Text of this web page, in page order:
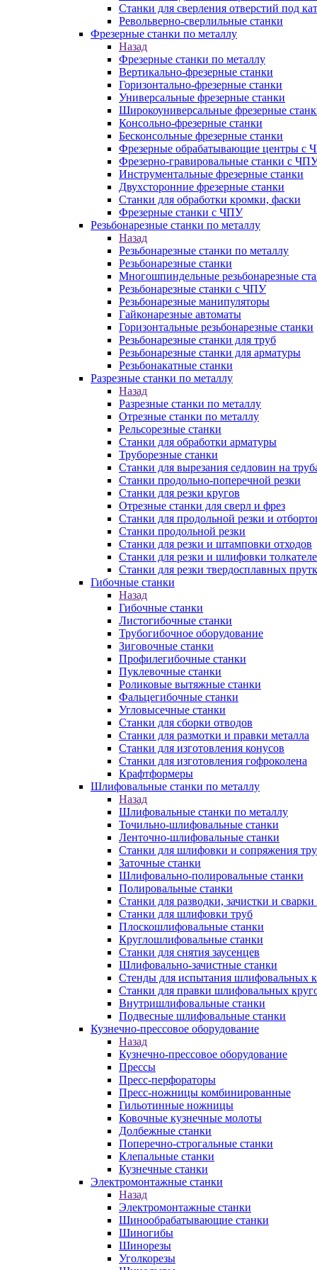
Станки для сверления отверстий под
Револьверно-сверлильные станки
Фрезерные станки по металлу
Назад
Фрезерные станки по металлу
Вертикально-фрезерные станки
Горизонтально-фрезерные станки
Универсальные фрезерные станки
Широкоуниверсальные фрезерные
Консольно-фрезерные станки
Бесконсольные фрезерные станки
Фрезерные обрабатывающие центры с
Фрезерно-гравировальные станки с
Инструментальные фрезерные станки
Двухсторонние фрезерные станки
Станки для обработки кромки, фаски
Фрезерные станки с ЧПУ
Резьбонарезные станки по металлу
Назад
Резьбонарезные станки по металлу
Резьбонарезные станки
Многошпиндельные резьбонарезные
Резьбонарезные станки с ЧПУ
Резьбонарезные манипуляторы
Гайконарезные автоматы
Горизонтальные резьбонарезные станки
Резьбонарезные станки для труб
Резьбонарезные станки для арматуры
Резьбонакатные станки
Разрезные станки по металлу
Назад
Разрезные станки по металлу
Отрезные станки по металлу
Рельсорезные станки
Станки для обработки арматуры
Труборезные станки
Станки для вырезания седловин на
Станки продольно-поперечной резки
Станки для резки кругов
Отрезные станки для сверл и фрез
Станки для продольной резки и
Станки продольной резки
Станки для резки и штамповки отходов
Станки для резки и шлифовки
Станки для резки твердосплавных
Гибочные станки
Назад
Гибочные станки
Листогибочные станки
Трубогибочное оборудование
Зиговочные станки
Профилегибочные станки
Пуклевочные станки
Роликовые вытяжные станки
Фальцегибочные станки
Угловысечные станки
Станки для сборки отводов
Станки для размотки и правки металла
Станки для изготовления конусов
Станки для изготовления гофроколена
Крафтформеры
Шлифовальные станки по металлу
Назад
Шлифовальные станки по металлу
Точильно-шлифовальные станки
Ленточно-шлифовальные станки
Станки для шлифовки и сопряжения
Заточные станки
Шлифовально-полировальные станки
Полировальные станки
Станки для разводки, зачистки и сварки
Станки для шлифовки труб
Плоскошлифовальные станки
Круглошлифовальные станки
Станки для снятия заусенцев
Шлифовально-зачистные станки
Стенды для испытания шлифовальных
Станки для правки шлифовальных
Внутришлифовальные станки
Подвесные шлифовальные станки
Кузнечно-прессовое оборудование
Назад
Кузнечно-прессовое оборудование
Прессы
Пресс-перфораторы
Пресс-ножницы комбинированные
Гильотинные ножницы
Ковочные кузнечные молоты
Долбежные станки
Поперечно-строгальные станки
Клепальные станки
Кузнечные станки
Электромонтажные станки
Назад
Электромонтажные станки
Шинообрабатывающие станки
Шиногибы
Шинорезы
Уголкорезы